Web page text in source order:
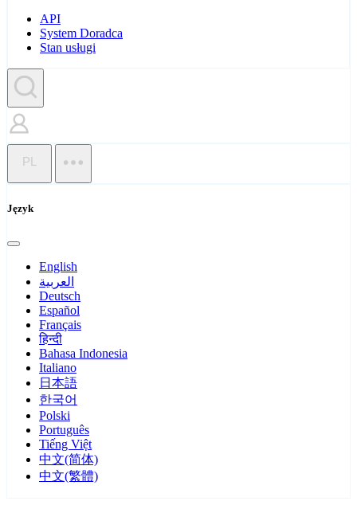
API
System Doradca
Stan usługi
PL
Język
English
العربية
Deutsch
Español
Français
हिन्दी
Bahasa Indonesia
Italiano
日本語
한국어
Polski
Português
Tiếng Việt
中文(简体)
中文(繁體)